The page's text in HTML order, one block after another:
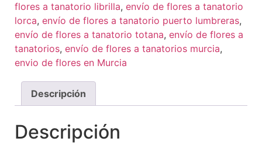
flores a tanatorio librilla, envío de flores a tanatorio
lorca, envío de flores a tanatorio puerto lumbreras,
envío de flores a tanatorio totana, envío de flores a
tanatorios, envío de flores a tanatorios murcia,
envio de flores en Murcia
Descripción
Descripción